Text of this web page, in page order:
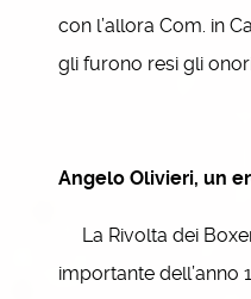
con l’allora Com. in
gli furono resi gli
Angelo Olivieri, un
La Rivolta dei
importante dell’anno